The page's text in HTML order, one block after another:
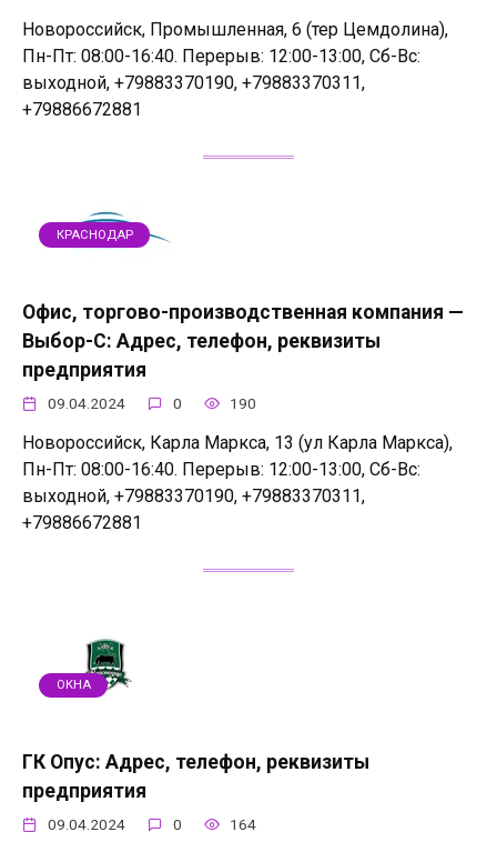
Новороссийск, Промышленная, 6 (тер Цемдолина),
Пн-Пт: 08:00-16:40. Перерыв: 12:00-13:00, Сб-Вс:
выходной, +79883370190, +79883370311,
+79886672881
КРАСНОДАР
Офис, торгово-производственная компания —
Выбор-С: Адрес, телефон, реквизиты
предприятия
09.04.2024 0 190
Новороссийск, Карла Маркса, 13 (ул Карла Маркса),
Пн-Пт: 08:00-16:40. Перерыв: 12:00-13:00, Сб-Вс:
выходной, +79883370190, +79883370311,
+79886672881
ОКНА
ГК Опус: Адрес, телефон, реквизиты
предприятия
09.04.2024 0 164